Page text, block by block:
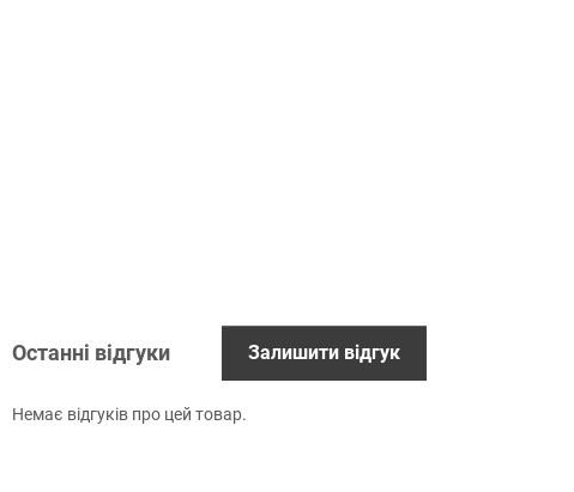
Останні відгуки Залишити відгук
Немає відгуків про цей товар.